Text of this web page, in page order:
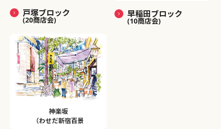
戸塚ブロック
(20商店会)
早稲田ブロック
(10商店会)
神楽坂
（わせだ新宿百景